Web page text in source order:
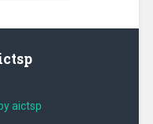
aictsp